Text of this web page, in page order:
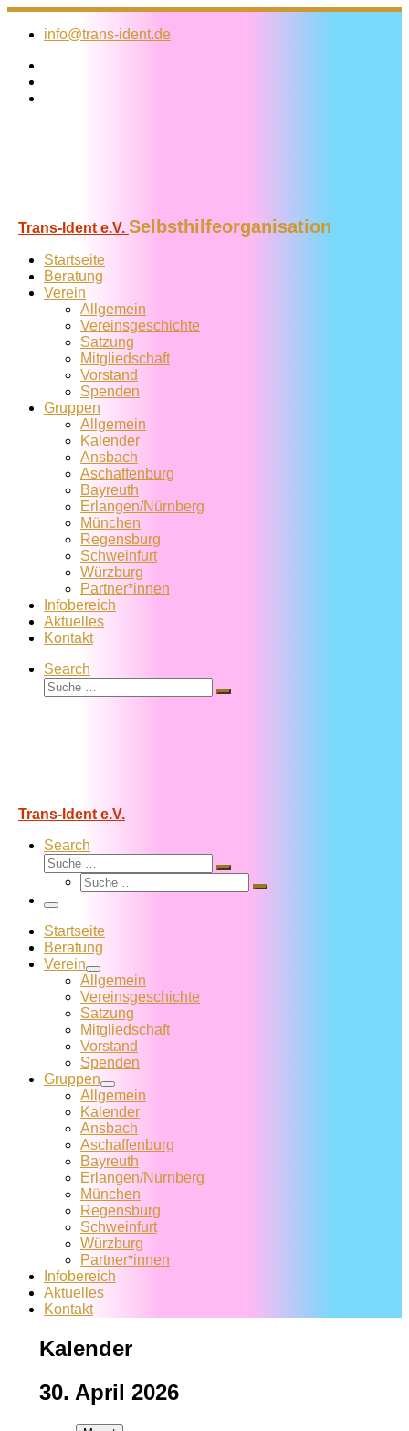
Zum
Inhalt
info@trans-ident.de
Trans-Ident e.V. Selbsthilfeorganisation
Startseite
Beratung
Verein
Allgemein
Vereins­geschichte
Satzung
Mitglied­schaft
Vorstand
Spenden
Gruppen
Allgemein
Kalender
Ansbach
Aschaffenburg
Bayreuth
Erlangen/Nürnberg
München
Regensburg
Schweinfurt
Würzburg
Partner*innen
Infobereich
Aktuelles
Kontakt
Search
Suche
Suche
Trans-Ident e.V.
Search
Suche
Suche
Suche
Suche
Menü
Startseite
Beratung
Verein
Allgemein
Vereins­geschichte
Satzung
Mitglied­schaft
Vorstand
Spenden
Gruppen
Allgemein
Kalender
Ansbach
Aschaffenburg
Bayreuth
Erlangen/Nürnberg
München
Regensburg
Schweinfurt
Würzburg
Partner*innen
Infobereich
Aktuelles
Kontakt
Kalender
30. April 2026